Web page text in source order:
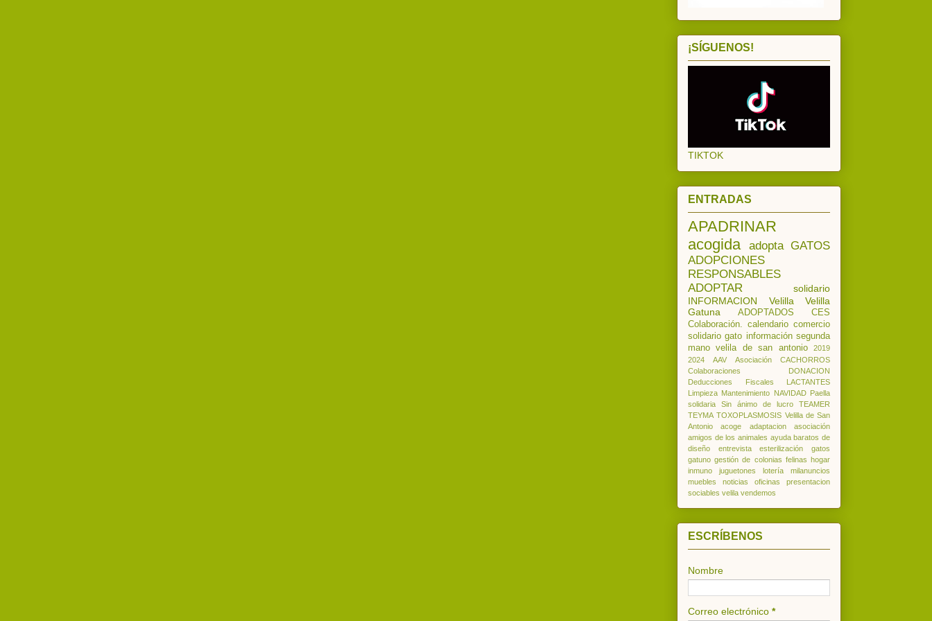
¡SÍGUENOS!
TIKTOK
ENTRADAS
APADRINAR
acogida
adopta GATOS
ADOPCIONES
RESPONSABLES
ADOPTAR
solidario
INFORMACION
Velilla
Velilla
Gatuna
ADOPTADOS
CES
Colaboración. calendario comercio
solidario gato información segunda
mano
velila de san antonio
2019
2024
AAV Asociación
CACHORROS
Colaboraciones
DONACION
Deducciones
Fiscales
LACTANTES
Limpieza Mantenimiento NAVIDAD Paella
solidaria
Sin ánimo de lucro
TEAMER
TEYMA TOXOPLASMOSIS Velilla de San
Antonio
acoge adaptacion
asociación
amigos de los animales ayuda baratos de
diseño
entrevista esterilización
gatos
gatuno gestión de colonias felinas hogar
inmuno
juguetones lotería
milanuncios
muebles
noticias oficinas
presentacion
sociables velila vendemos
ESCRÍBENOS
Nombre
Correo electrónico *